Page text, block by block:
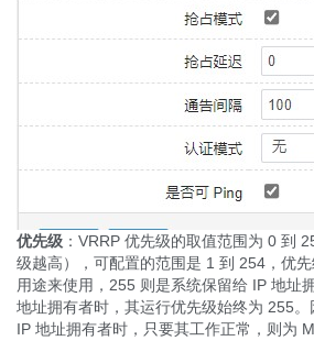
优先级 ：VRRP 优先级的取值范围为 0 到
级越高），可配置的范围是 1 到 254，优
用途来使用，255 则是系统保留给 IP 地址
地址拥有者时，其运行优先级始终为 255
IP 地址拥有者时，只要其工作正常，则为